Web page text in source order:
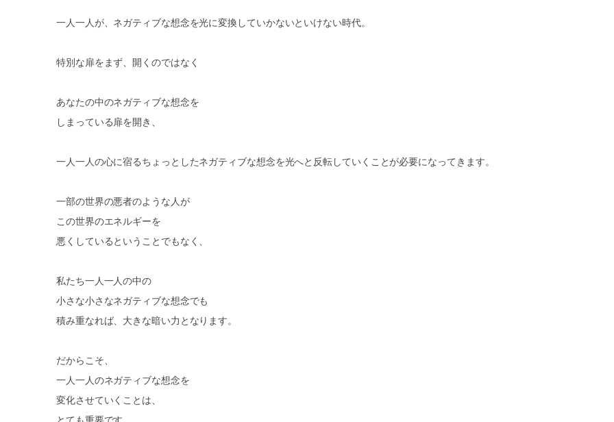
一人一人が、ネガティブな想念を光に変換していかないといけない時代。
特別な扉をまず、開くのではなく
あなたの中のネガティブな想念を
しまっている扉を開き、
一人一人の心に宿るちょっとしたネガティブな想念を光へと反転していくことが必要になってきます。
一部の世界の悪者のような人が
この世界のエネルギーを
悪くしているということでもなく、
私たち一人一人の中の
小さな小さなネガティブな想念でも
積み重なれば、大きな暗い力となります。
だからこそ、
一人一人のネガティブな想念を
変化させていくことは、
とても重要です。